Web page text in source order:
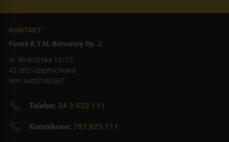
KONTAKT
Fonex K.T.M. Borowscy Sp. J.
ul. Wręczycka 13/15
42-202 Częstochowa
NIP: 9492100567
Telefon: 34 3 525 111
Komórkowe: 783 825 111